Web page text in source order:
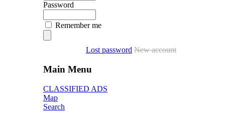
Password
Remember me
Lost password New account
Main Menu
CLASSIFIED ADS
Map
Search